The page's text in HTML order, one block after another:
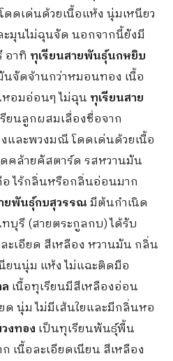
ดดเด่นด้วยเนื้อแห้ง นุ่มเหนียว
มุนไม่ฉุนจัด นอกจากนี้ยังมี
อาทิ ทุเรียนสายพันธุ์นกหยิบ
จัดจ้านกว่าหมอนทอง เนื้อ
หอมอ่อนๆ ไม่ฉุน ทุเรียนสาย
ยนลูกผสมเลื่องชื่อจาก
และพวงมณี โดดเด่นด้วยเนื้อ
คล้ายคัสตาร์ด รสหวานมัน
ไร้กลิ่นหรือกลิ่นอ่อนมาก
ยพันธุ์กบสุวรรณมีต้นกำเนิด
บุรี (สายตระกูลกบ) ได้รับ
ะเอียด สีเหลือง หวานมัน กลิ่น
ยนนุ่ม แห้ง ไม่แฉะติดมือ
เนื้อทุเรียนมีสีเหลืองอ่อน
ด นุ่ม ไม่มีเส้นใยและมีกลิ่นหอ
งทอง เป็นทุเรียนพันธุ์พื้น
เนื้อละเอียดเนียน สีเหลือง